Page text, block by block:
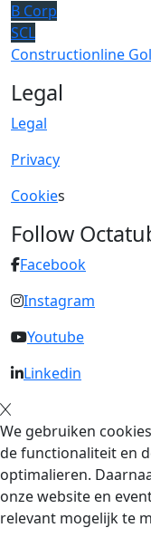
B Corp
SCL
Constructionline
Legal
Legal
Privacy
Cookies
Follow
Facebook
Instagram
Youtube
Linkedin
We gebruiken
de functionaliteit en
optimalieren.
onze website en
relevant mogelijk te